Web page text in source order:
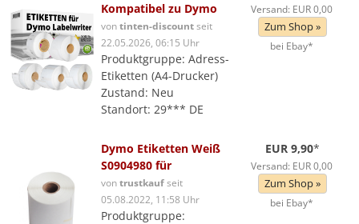
Kompatibel zu Dymo
vontinten-discountseit
22.05.2026, 06:15 Uhr
Produktgruppe: Adress-
Etiketten (A4-Drucker)
Zustand: Neu
Standort: 29*** DE
Versand: EUR 0,00
Zum Shop »
bei Ebay*
Dymo Etiketten Weiß
S0904980 für
vontrustkaufseit
05.08.2022, 11:58 Uhr
Produktgruppe:
EUR 9,90*
Versand: EUR 0,00
Zum Shop »
bei Ebay*